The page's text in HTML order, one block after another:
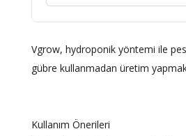
Vgrow, hydroponik yöntemi ile
gübre kullanmadan üretim
Kullanım Önerileri